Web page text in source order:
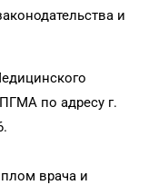
и
по адресу г.
врача и